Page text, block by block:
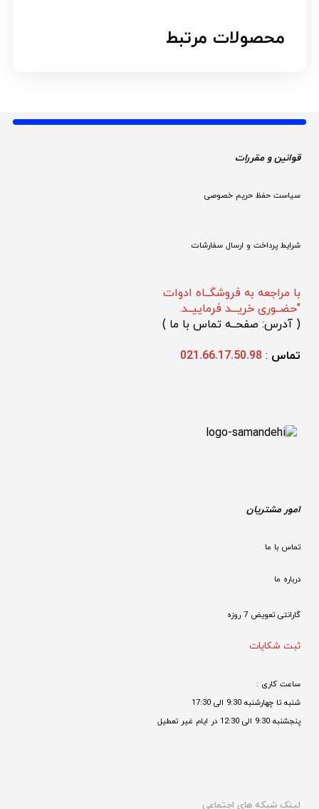
محصولات مرتبط
قوانین و مقررات
سیاست حفظ حریم خصوصی
شرایط پرداخت و ارسال سفارشات
با مراجعه به فروشگــاه ادوات
"حضــوری خریـــد فرماییــد.
( آدرس: صفحــه تماس با ما )
تماس :
021.66.17.50.98
امور مشتریان
تماس با ما
درباره ما
گارانتی تعویض 7 روزه
ثبت شکایات
ساعت کاری :
شنبه تا چهارشنبه 9:30 الی 17:30
پنجشنبه 9:30 الی 12:30 در ایام غیر تعطیل
لینک شبکه های اجتماعی